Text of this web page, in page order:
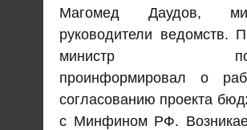
Магомед Даудов,
руководители ведомств.
министр
проинформировал о
согласованию проекта
с Минфином РФ.